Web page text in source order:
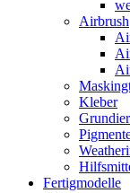
Airbrush
Kleber
Fertigmodelle